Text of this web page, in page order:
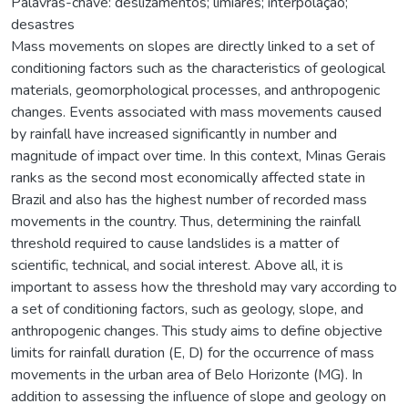
desastres
Mass movements on slopes are directly linked to a set of
conditioning factors such as the characteristics of geological
materials, geomorphological processes, and anthropogenic
changes. Events associated with mass movements caused
by rainfall have increased significantly in number and
magnitude of impact over time. In this context, Minas Gerais
ranks as the second most economically affected state in
Brazil and also has the highest number of recorded mass
movements in the country. Thus, determining the rainfall
threshold required to cause landslides is a matter of
scientific, technical, and social interest. Above all, it is
important to assess how the threshold may vary according to
a set of conditioning factors, such as geology, slope, and
anthropogenic changes. This study aims to define objective
limits for rainfall duration (E, D) for the occurrence of mass
movements in the urban area of Belo Horizonte (MG). In
addition to assessing the influence of slope and geology on